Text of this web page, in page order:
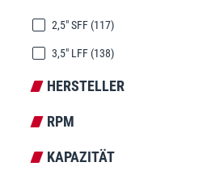
2,5" SFF (117)
3,5" LFF (138)
HERSTELLER
RPM
KAPAZITÄT